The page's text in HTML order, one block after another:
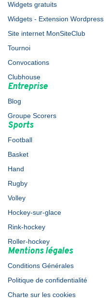
Widgets gratuits
Widgets - Extension Wordpress
Site internet MonSiteClub
Tournoi
Convocations
Clubhouse
Entreprise
Blog
Groupe Scorers
Sports
Football
Basket
Hand
Rugby
Volley
Hockey-sur-glace
Rink-hockey
Roller-hockey
Mentions légales
Conditions Générales
Politique de confidentialité
Charte sur les cookies